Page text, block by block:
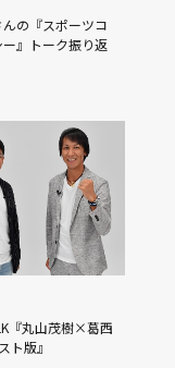
の『スポーツコ
ー』トーク振り返
『丸山茂樹×葛西
ト版』